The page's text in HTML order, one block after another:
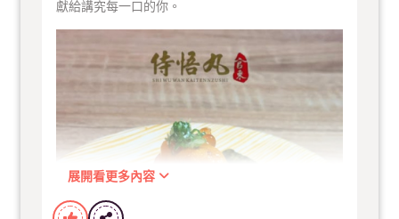
獻給講究每一口的你。
展開看更多內容